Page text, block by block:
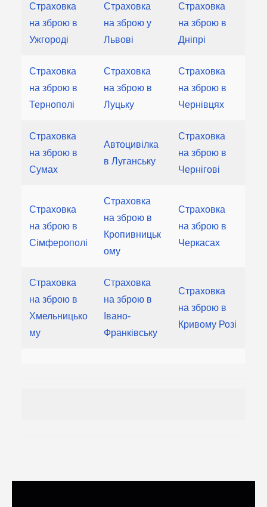
Страховка
на зброю в
Ужгороді
Страховка
на зброю у
Львові
Страховка
на зброю в
Дніпрі
Страховка
на зброю в
Тернополі
Страховка
на зброю в
Луцьку
Страховка
на зброю в
Чернівцях
Страховка
на зброю в
Сумах
Автоцивілка
в Луганську
Страховка
на зброю в
Чернігові
Страховка
на зброю в
Сімферополі
Страховка
на зброю в
Кропивницьк
ому
Страховка
на зброю в
Черкасах
Страховка
на зброю в
Хмельницько
му
Страховка
на зброю в
Івано-
Франківську
Страховка
на зброю в
Кривому Розі